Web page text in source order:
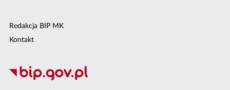
Redakcja BIP MK
Kontakt